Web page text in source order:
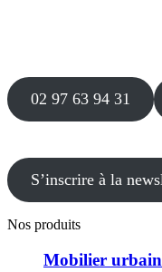
02 97 63 94 31
S’inscrire à la
Nos produits
Mobilier urbain